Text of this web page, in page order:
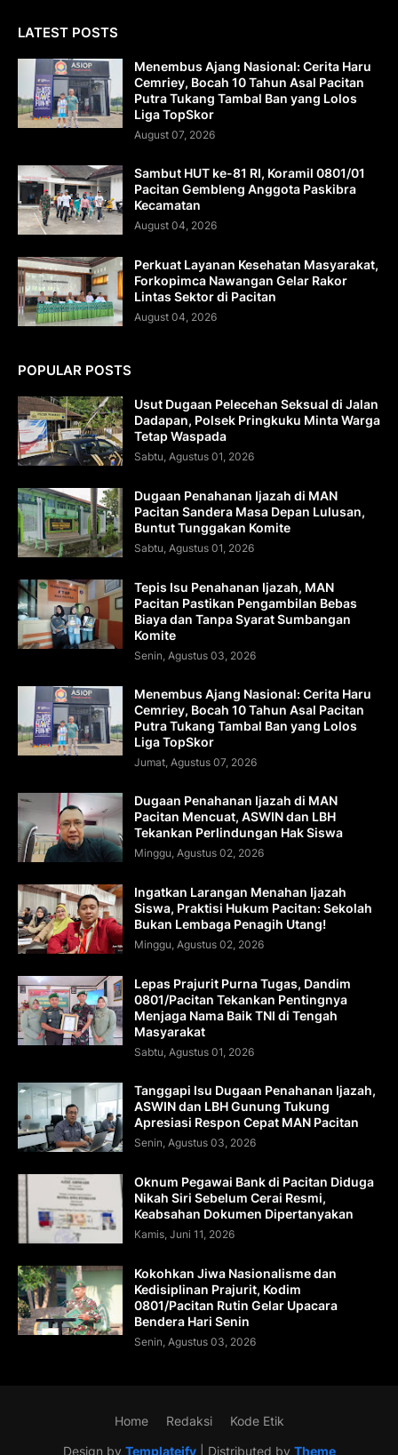
LATEST POSTS
Menembus Ajang Nasional: Cerita Haru
Cemriey, Bocah 10 Tahun Asal Pacitan
Putra Tukang Tambal Ban yang Lolos
Liga TopSkor
August 07, 2026
Sambut HUT ke-81 RI, Koramil 0801/01
Pacitan Gembleng Anggota Paskibra
Kecamatan
August 04, 2026
Perkuat Layanan Kesehatan Masyarakat,
Forkopimca Nawangan Gelar Rakor
Lintas Sektor di Pacitan
August 04, 2026
POPULAR POSTS
Usut Dugaan Pelecehan Seksual di Jalan
Dadapan, Polsek Pringkuku Minta Warga
Tetap Waspada
Sabtu, Agustus 01, 2026
Dugaan Penahanan Ijazah di MAN
Pacitan Sandera Masa Depan Lulusan,
Buntut Tunggakan Komite
Sabtu, Agustus 01, 2026
Tepis Isu Penahanan Ijazah, MAN
Pacitan Pastikan Pengambilan Bebas
Biaya dan Tanpa Syarat Sumbangan
Komite
Senin, Agustus 03, 2026
Menembus Ajang Nasional: Cerita Haru
Cemriey, Bocah 10 Tahun Asal Pacitan
Putra Tukang Tambal Ban yang Lolos
Liga TopSkor
Jumat, Agustus 07, 2026
Dugaan Penahanan Ijazah di MAN
Pacitan Mencuat, ASWIN dan LBH
Tekankan Perlindungan Hak Siswa
Minggu, Agustus 02, 2026
Ingatkan Larangan Menahan Ijazah
Siswa, Praktisi Hukum Pacitan: Sekolah
Bukan Lembaga Penagih Utang!
Minggu, Agustus 02, 2026
Lepas Prajurit Purna Tugas, Dandim
0801/Pacitan Tekankan Pentingnya
Menjaga Nama Baik TNI di Tengah
Masyarakat
Sabtu, Agustus 01, 2026
Tanggapi Isu Dugaan Penahanan Ijazah,
ASWIN dan LBH Gunung Tukung
Apresiasi Respon Cepat MAN Pacitan
Senin, Agustus 03, 2026
Oknum Pegawai Bank di Pacitan Diduga
Nikah Siri Sebelum Cerai Resmi,
Keabsahan Dokumen Dipertanyakan
Kamis, Juni 11, 2026
Kokohkan Jiwa Nasionalisme dan
Kedisiplinan Prajurit, Kodim
0801/Pacitan Rutin Gelar Upacara
Bendera Hari Senin
Senin, Agustus 03, 2026
Design by Templateify| Distributed by Theme
Home Redaksi Kode Etik